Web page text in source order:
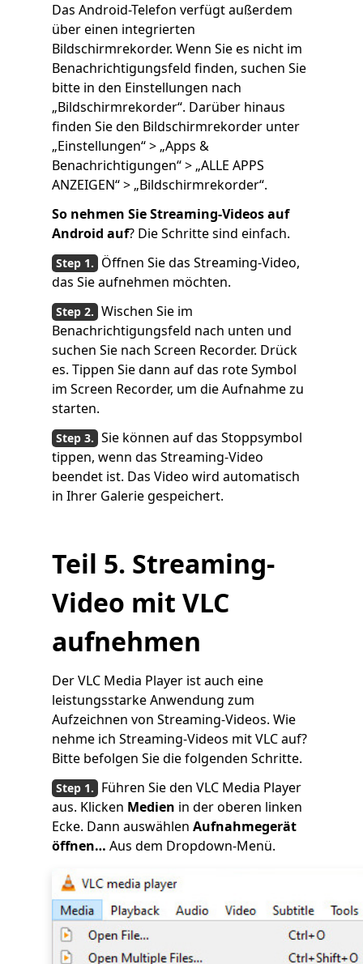
Das Android-Telefon verfügt außerdem
über einen integrierten
Bildschirmrekorder. Wenn Sie es nicht im
Benachrichtigungsfeld finden, suchen Sie
bitte in den Einstellungen nach
„Bildschirmrekorder“. Darüber hinaus
finden Sie den Bildschirmrekorder unter
„Einstellungen“ > „Apps &
Benachrichtigungen“ > „ALLE APPS
ANZEIGEN“ > „Bildschirmrekorder“.
So nehmen Sie Streaming-Videos auf
Android auf? Die Schritte sind einfach.
Öffnen Sie das Streaming-Video,
das Sie aufnehmen möchten.
Wischen Sie im
Benachrichtigungsfeld nach unten und
suchen Sie nach Screen Recorder. Drück
es. Tippen Sie dann auf das rote Symbol
im Screen Recorder, um die Aufnahme zu
starten.
Sie können auf das Stoppsymbol
tippen, wenn das Streaming-Video
beendet ist. Das Video wird automatisch
in Ihrer Galerie gespeichert.
Teil 5. Streaming-
Video mit VLC
aufnehmen
Der VLC Media Player ist auch eine
leistungsstarke Anwendung zum
Aufzeichnen von Streaming-Videos. Wie
nehme ich Streaming-Videos mit VLC auf?
Bitte befolgen Sie die folgenden Schritte.
Führen Sie den VLC Media Player
aus. Klicken Medien in der oberen linken
Ecke. Dann auswählen Aufnahmegerät
öffnen… Aus dem Dropdown-Menü.